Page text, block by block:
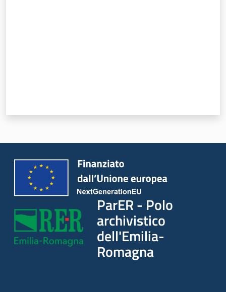
ParER - Polo
archivistico
dell'Emilia-
Romagna